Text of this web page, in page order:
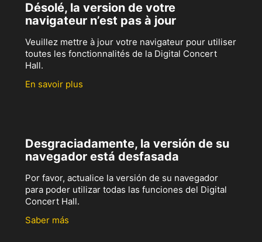
Désolé, la version de votre
navigateur n’est pas à jour
Veuillez mettre à jour votre navigateur pour utiliser
toutes les fonctionnalités de la Digital Concert
Hall.
En savoir plus
Desgraciadamente, la versión de su
navegador está desfasada
Por favor, actualice la versión de su navegador
para poder utilizar todas las funciones del Digital
Concert Hall.
Saber más